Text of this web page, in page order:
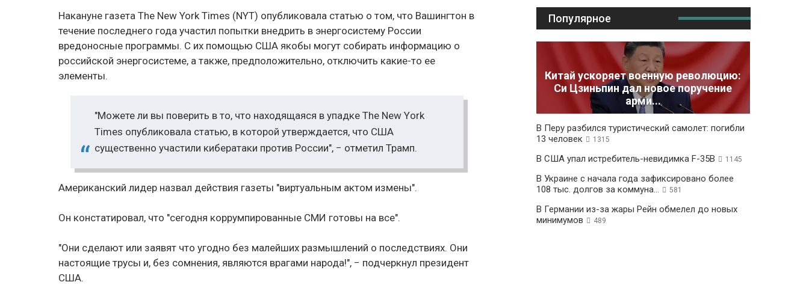
Накануне газета The New York Times (NYT) опубликовала статью о том, что Вашингтон в
течение последнего года участил попытки внедрить в энергосистему России
вредоносные программы. С их помощью США якобы могут собирать информацию о
российской энергосистеме, а также, предположительно, отключить какие-то ее
элементы.
"Можете ли вы поверить в то, что находящаяся в упадке The New Yоrk
Times опубликовала статью, в которой утверждается, что США
существенно участили кибератаки против России", − отметил Трамп.
Американский лидер назвал действия газеты "виртуальным актом измены".
Он констатировал, что "сегодня коррумпированные СМИ готовы на все".
"Они сделают или заявят что угодно без малейших размышлений о последствиях. Они
настоящие трусы и, без сомнения, являются врагами народа!", − подчеркнул президент
США.
Популярное
Китай ускоряет военную революцию:
Си Цзиньпин дал новое поручение
арми...
В Перу разбился туристический самолет: погибли
13 человек
1315
В США упал истребитель-невидимка F-35B 1145
В Украине с начала года зафиксировано более
108 тыс. долгов за коммуна...
581
В Германии из-за жары Рейн обмелел до новых
минимумов
489